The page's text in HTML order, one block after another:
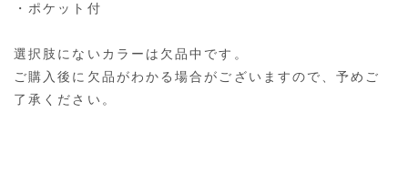
・ポケット付
選択肢にないカラーは欠品中です。
ご購入後に欠品がわかる場合がございますので、予めご
了承ください。